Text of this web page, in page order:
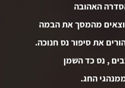
האהובה
יוצאים מהמסך את הבמה
את סיפור נס חנוכה.
, נס כד השמן
החג.